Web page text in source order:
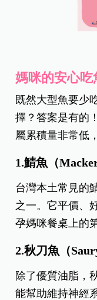
媽咪的安心吃
既然大型魚要少
擇？答案是有的
屬累積量非常低
1.鯖魚（
台灣本土常見的
之一。它平價、
孕媽咪餐桌上的
2.秋刀魚 （
除了優質油脂，
能幫助維持神經